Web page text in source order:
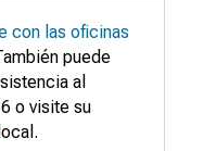
con las oficinas
puede
al
o visite su
local.